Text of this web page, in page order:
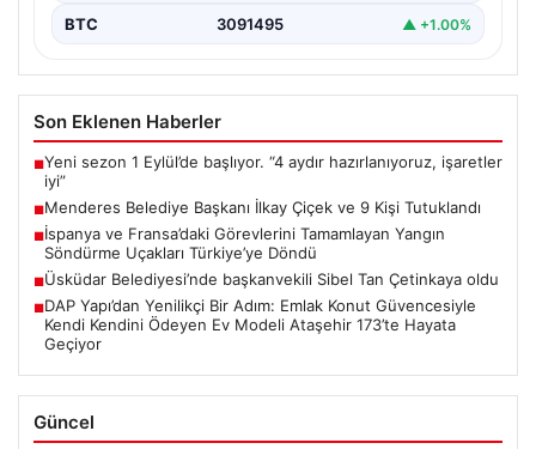
BTC 3091495 ▲ +1.00%
Son Eklenen Haberler
■Yeni sezon 1 Eylül’de başlıyor. “4 aydır hazırlanıyoruz, işaretler
iyi”
■Menderes Belediye Başkanı İlkay Çiçek ve 9 Kişi Tutuklandı
■İspanya ve Fransa’daki Görevlerini Tamamlayan Yangın
Söndürme Uçakları Türkiye’ye Döndü
■Üsküdar Belediyesi’nde başkanvekili Sibel Tan Çetinkaya oldu
■DAP Yapı’dan Yenilikçi Bir Adım: Emlak Konut Güvencesiyle
Kendi Kendini Ödeyen Ev Modeli Ataşehir 173’te Hayata
Geçiyor
Güncel